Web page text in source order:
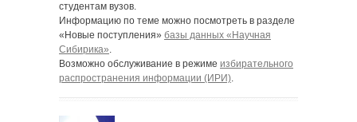
студентам вузов.
Информацию по теме можно посмотреть в разделе
«Новые поступления» базы данных «Научная
Сибирика».
Возможно обслуживание в режиме избирательного
распространения информации (ИРИ).